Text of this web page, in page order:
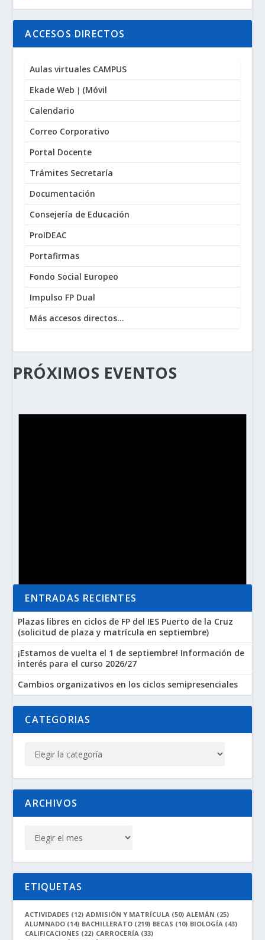
ACCESOS DIRECTOS
Aulas virtuales CAMPUS
Ekade Web | (Móvil
Calendario
Correo Corporativo
Portal Docente
Trámites Secretaría
Documentación
Consejería de Educación
ProIDEAC
Portafirmas
Fondo Social Europeo
Impulso FP Dual
Más accesos directos...
PRÓXIMOS EVENTOS
Aviso
No hay eventos programados.
ENTRADAS RECIENTES
Plazas libres en ciclos de FP del IES Puerto de la Cruz
(solicitud de plaza y matrícula en septiembre)
¡Estamos de vuelta el 1 de septiembre! Información de
interés para el curso 2026/27
Cambios organizativos en los ciclos semipresenciales
CATEGORIAS
ARCHIVOS
ETIQUETAS
ACTIVIDADES (12) ADMISIÓN Y MATRÍCULA (50) ALEMÁN (25)
ALUMNADO (14) BACHILLERATO (219) BECAS (10) BIOLOGÍA (43)
CALIFICACIONES (22) CARROCERÍA (33)